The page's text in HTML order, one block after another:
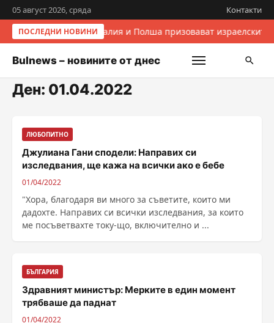
05 август 2026, сряда Контакти
ПОСЛЕДНИ НОВИНИИталия и Полша призовават
Bulnews – новините от днес
Ден: 01.04.2022
ЛЮБОПИТНО
Джулиана Гани сподели: Направих си
изследвания, ще кажа на всички ако е бебе
01/04/2022
"Хора, благодаря ви много за съветите, които ми
дадохте. Направих си всички изследвания, за които
ме посъветвахте току-що, включително и ...
БЪЛГАРИЯ
Здравният министър: Мерките в един момент
трябваше да паднат
01/04/2022